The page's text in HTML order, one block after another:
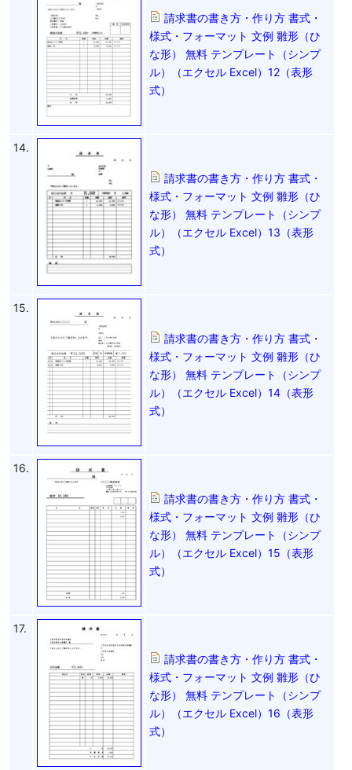
請求書の書き方・作り方 書式・
様式・フォーマット 文例 雛形（ひ
な形） 無料 テンプレート（シンプ
ル）（エクセル Excel）12（表形
式）
14.
請求書の書き方・作り方 書式・
様式・フォーマット 文例 雛形（ひ
な形） 無料 テンプレート（シンプ
ル）（エクセル Excel）13（表形
式）
15.
請求書の書き方・作り方 書式・
様式・フォーマット 文例 雛形（ひ
な形） 無料 テンプレート（シンプ
ル）（エクセル Excel）14（表形
式）
16.
請求書の書き方・作り方 書式・
様式・フォーマット 文例 雛形（ひ
な形） 無料 テンプレート（シンプ
ル）（エクセル Excel）15（表形
式）
17.
請求書の書き方・作り方 書式・
様式・フォーマット 文例 雛形（ひ
な形） 無料 テンプレート（シンプ
ル）（エクセル Excel）16（表形
式）